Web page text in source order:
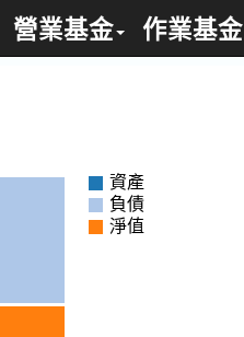
營業基金 作業基金
資產
負債
淨值